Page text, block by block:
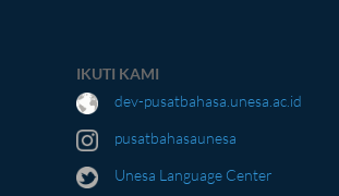
IKUTI KAMI
dev-pusatbahasa.unesa.ac.id
pusatbahasaunesa
Unesa Language Center